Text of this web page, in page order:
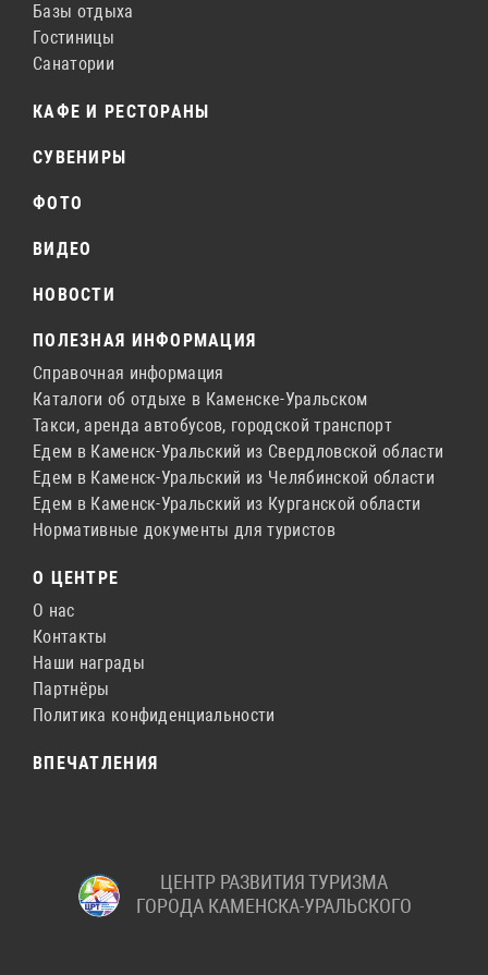
Базы отдыха
Гостиницы
Санатории
КАФЕ И РЕСТОРАНЫ
СУВЕНИРЫ
ФОТО
ВИДЕО
НОВОСТИ
ПОЛЕЗНАЯ ИНФОРМАЦИЯ
Справочная информация
Каталоги об отдыхе в Каменске-Уральском
Такси, аренда автобусов, городской транспорт
Едем в Каменск-Уральский из Свердловской области
Едем в Каменск-Уральский из Челябинской области
Едем в Каменск-Уральский из Курганской области
Нормативные документы для туристов
О ЦЕНТРЕ
О нас
Контакты
Наши награды
Партнёры
Политика конфиденциальности
ВПЕЧАТЛЕНИЯ
ЦЕНТР РАЗВИТИЯ ТУРИЗМА
ГОРОДА КАМЕНСКА-УРАЛЬСКОГО